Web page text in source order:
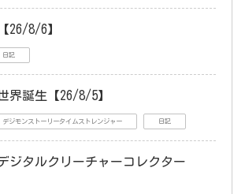
26/8/6】
日記
界誕生【26/8/5】
デジモンストーリータイムストレンジャー 日記
ジタルクリーチャーコレクター